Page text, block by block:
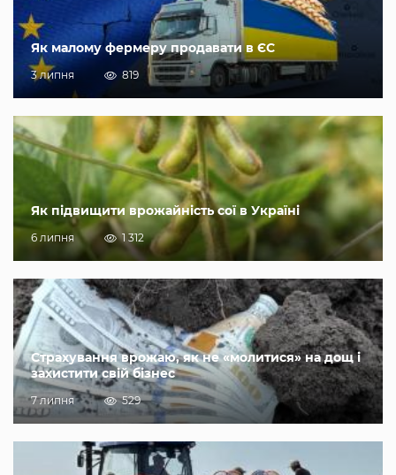
Як малому фермеру продавати в ЄС
3 липня 819
Як підвищити врожайність сої в Україні
6 липня 1 312
Страхування врожаю, як не «молитися» на дощ і
захистити свій бізнес
7 липня 529